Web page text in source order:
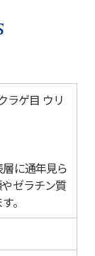
ラゲ目 ウリ
に通年見ら
ゼラチン質
。